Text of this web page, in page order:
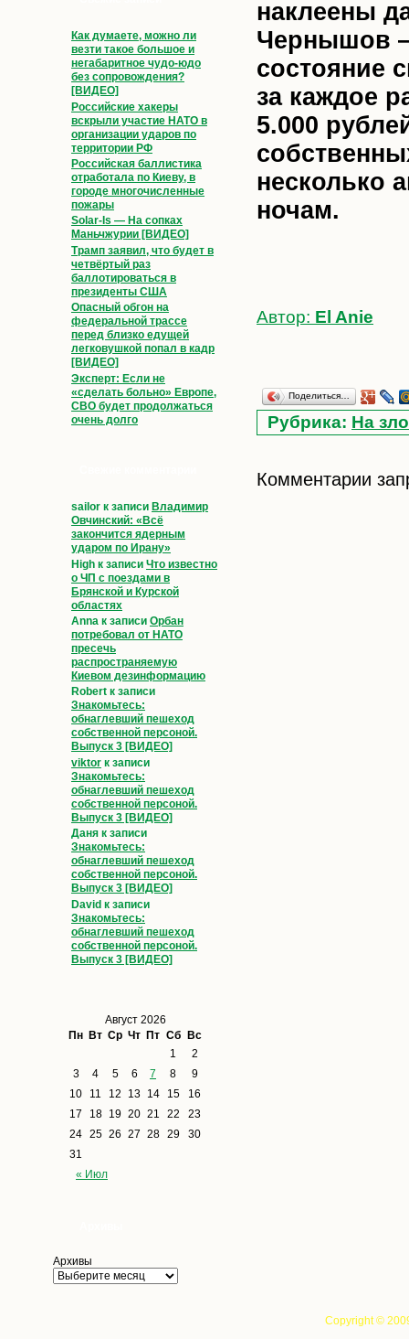
Как думаете, можно ли
везти такое большое и
негабаритное чудо-юдо
без сопровождения?
[ВИДЕО]
Российские хакеры
вскрыли участие НАТО в
организации ударов по
территории РФ
Российская баллистика
отработала по Киеву, в
городе многочисленные
пожары
Solar-Is — На сопках
Маньчжурии [ВИДЕО]
Трамп заявил, что будет в
четвёртый раз
баллотироваться в
президенты США
Опасный обгон на
федеральной трассе
перед близко едущей
легковушкой попал в кадр
[ВИДЕО]
Эксперт: Если не
«сделать больно» Европе,
СВО будет продолжаться
очень долго
sailor к записи Владимир
Овчинский: «Всё
закончится ядерным
ударом по Ирану»
High к записи Что известно
о ЧП с поездами в
Брянской и Курской
областях
Anna к записи Орбан
потребовал от НАТО
пресечь
распространяемую
Киевом дезинформацию
Robert к записи
Знакомьтесь:
обнаглевший пешеход
собственной персоной.
Выпуск 3 [ВИДЕО]
viktor к записи
Знакомьтесь:
обнаглевший пешеход
собственной персоной.
Выпуск 3 [ВИДЕО]
Даня к записи
Знакомьтесь:
обнаглевший пешеход
собственной персоной.
Выпуск 3 [ВИДЕО]
David к записи
Знакомьтесь:
обнаглевший пешеход
собственной персоной.
Выпуск 3 [ВИДЕО]
Август 2026
Пн Вт Ср Чт Пт Сб Вс
« Июл
1
2
3
4 5 6 7 8
9
10
11 12 13 14 15
16
17
18 19 20 21 22
23
24 25 26 27 28 29
30
31
Архивы
наклеены
Чернышов
состояние
за каждое
5.000
несколько
ночам.
Автор: El Anie
Поделиться…
Рубрика: На
Комментарии
Copyright ©